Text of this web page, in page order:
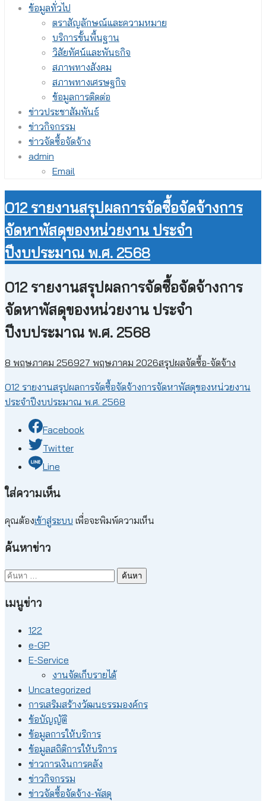
ข้อมูลทั่วไป
ตราสัญลักษณ์และความหมาย
บริการขั้นพื้นฐาน
วิสัยทัศน์และพันธกิจ
สภาพทางสังคม
สภาพทางเศรษฐกิจ
ข้อมูลการติดต่อ
ข่าวประชาสัมพันธ์
ข่าวกิจกรรม
ข่าวจัดซื้อจัดจ้าง
admin
Email
O12 รายงานสรุปผลการจัดซื้อจัดจ้างการ
จัดหาพัสดุของหน่วยงาน ประจำ
ปีงบประมาณ พ.ศ. 2568
O12 รายงานสรุปผลการจัดซื้อจัดจ้างการ
จัดหาพัสดุของหน่วยงาน ประจำ
ปีงบประมาณ พ.ศ. 2568
8 พฤษภาคม 256927 พฤษภาคม 2026สรุปผลจัดซื้อ-จัดจ้าง
O12 รายงานสรุปผลการจัดซื้อจัดจ้างการจัดหาพัสดุของหน่วยงาน
ประจำปีงบประมาณ พ.ศ. 2568
Facebook
Twitter
Line
ใส่ความเห็น
คุณต้องเข้าสู่ระบบ เพื่อจะพิมพ์ความเห็น
ค้นหาข่าว
ค้นหา
เมนูข่าว
122
e-GP
E-Service
งานจัดเก็บรายได้
Uncategorized
การเสริมสร้างวัฒนธรรมองค์กร
ข้อบัญญัติ
ข้อมูลการให้บริการ
ข้อมูลสถิติการให้บริการ
ข่าวการเงินการคลัง
ข่าวกิจกรรม
ข่าวจัดซื้อจัดจ้าง-พัสดุ